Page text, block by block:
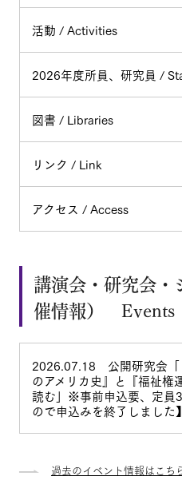
活動 / Activities
2026年度所員、研究員 /
図書 / Libraries
リンク / Link
アクセス / Access
講演会・研究会・
催情報） Events
2026.07.18 公開研究会「
のアメリカ史』と『福祉権
読む」※事前申込要、定員
ので申込みを終了しました】
過去のイベント情報はこち